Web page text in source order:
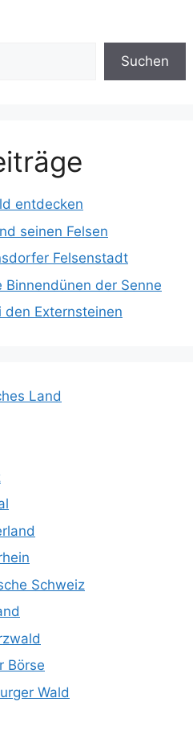
Suchen
entdecken
seinen Felsen
Felsenstadt
Binnendünen der Senne
den Externsteinen
Land
Schweiz
Börse
Wald